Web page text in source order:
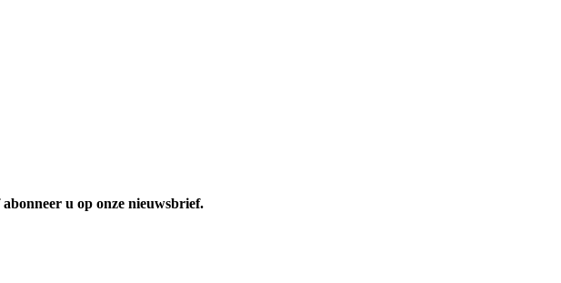
u op onze nieuwsbrief.